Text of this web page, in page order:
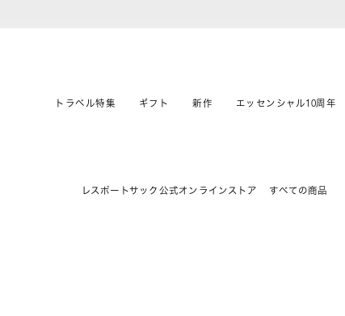
トラベル特集 ギフト 新作 エッセンシャル10周年
レスポートサック公式オンラインストア すべての商品